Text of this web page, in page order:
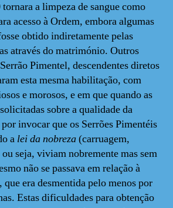
a limpeza de sangue como
acesso à Ordem, embora algumas
obtido indiretamente pelas
através do matrimónio. Outros
Pimentel, descendentes diretos
esta mesma habilitação, com
e morosos, e em que quando as
sobre a qualidade da
invocar que os Serrões Pimentéis
a lei da nobreza(carruagem,
seja, viviam nobremente mas sem
não se passava em relação à
que era desmentida pelo menos por
Estas dificuldades para obtenção